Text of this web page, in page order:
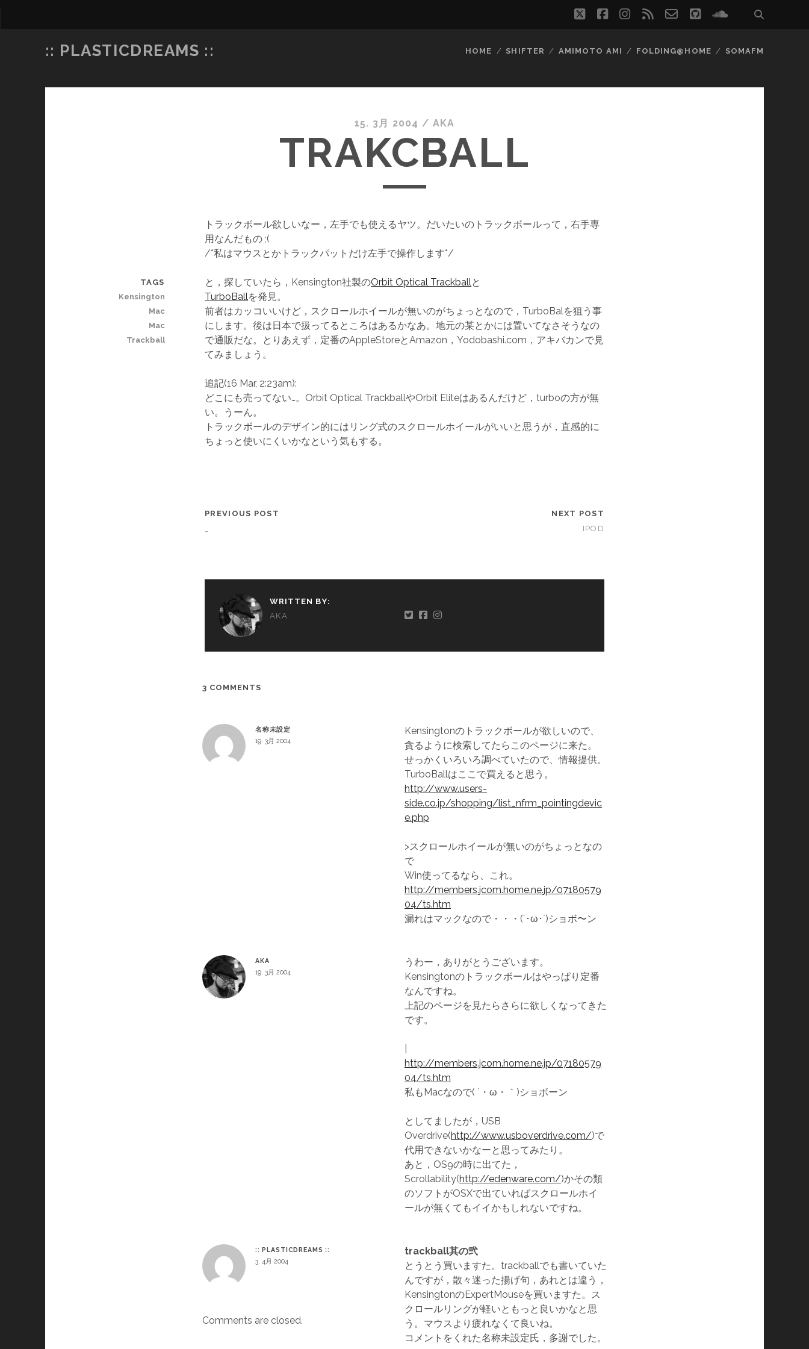
twitterfacebookinstagram
rss email-githubsoundcloud
:: PLASTICDREAMS :: HOME SHIFTER AMIMOTO AMI FOLDING@HOME SOMAFM
15. 3月 2004 / AKA
TRAKCBALL
トラックボール欲しいなー，左手でも使えるヤツ。だいたいのトラックボールって，右手専
用なんだもの ;(
/*私はマウスとかトラックパットだけ左手で操作します*/
と，探していたら，Kensington社製のOrbit Optical Trackballと
TurboBallを発見。
前者はカッコいいけど，スクロールホイールが無いのがちょっとなので，TurboBalを狙う事
にします。後は日本で扱ってるところはあるかなあ。地元の某とかには置いてなさそうなの
で通販だな。とりあえず，定番のAppleStoreとAmazon，Yodobashi.com，アキバカンで見
てみましょう。
追記(16 Mar, 2:23am):
どこにも売ってない…。Orbit Optical TrackballやOrbit Eliteはあるんだけど，turboの方が無
い。うーん。
トラックボールのデザイン的にはリング式のスクロールホイールがいいと思うが，直感的に
ちょっと使いにくいかなという気もする。
PREVIOUS POST
NEXT POST
IPOD
TAGS
Kensington
Mac
Mac
Trackball
WRITTEN BY:
AKA
3 COMMENTS
名称未設定
19. 3月 2004
Kensingtonのトラックボールが欲しいので、
貪るように検索してたらこのページに来た。
せっかくいろいろ調べていたので、情報提供。
TurboBallはここで買えると思う。
http://www.users-
side.co.jp/shopping/list_nfrm_pointingdevic
e.php
>スクロールホイールが無いのがちょっとなの
で
Win使ってるなら、これ。
http://members.jcom.home.ne.jp/07180579
04/ts.htm
漏れはマックなので・・・(´･ω･`)ショボ〜ン
AKA
19. 3月 2004
うわー，ありがとうございます。
Kensingtonのトラックボールはやっぱり定番
なんですね。
上記のページを見たらさらに欲しくなってきた
です。
http://members.jcom.home.ne.jp/07180579
04/ts.htm
私もMacなので( ´・ω・｀)ショボーン
としてましたが，USB
Overdrive(http://www.usboverdrive.com/)で
代用できないかなーと思ってみたり。
あと，OS9の時に出てた，
Scrollability(http://edenware.com/)かその類
のソフトがOSXで出ていればスクロールホイ
ールが無くてもイイかもしれないですね。
:: PLASTICDREAMS ::
3. 4月 2004
trackball其の弐
とうとう買いますた。trackballでも書いていた
んですが，散々迷った揚げ句，あれとは違う，
KensingtonのExpertMouseを買いますた。ス
クロールリングが軽いともっと良いかなと思
う。マウスより疲れなくて良いね。
コメントをくれた名称未設定氏，多謝でした。
Comments are closed.